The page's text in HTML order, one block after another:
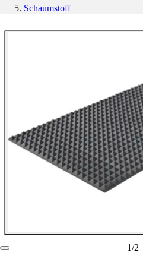
Schaumstoff
1/2